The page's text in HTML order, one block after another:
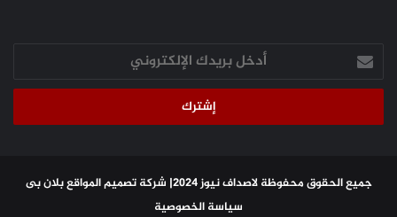
أدخل
بريدك
الإلكتروني
جميع الحقوق محفوظة لاصداف نيوز 2024| شركة تصميم المواقعبلان بى
سياسة الخصوصية